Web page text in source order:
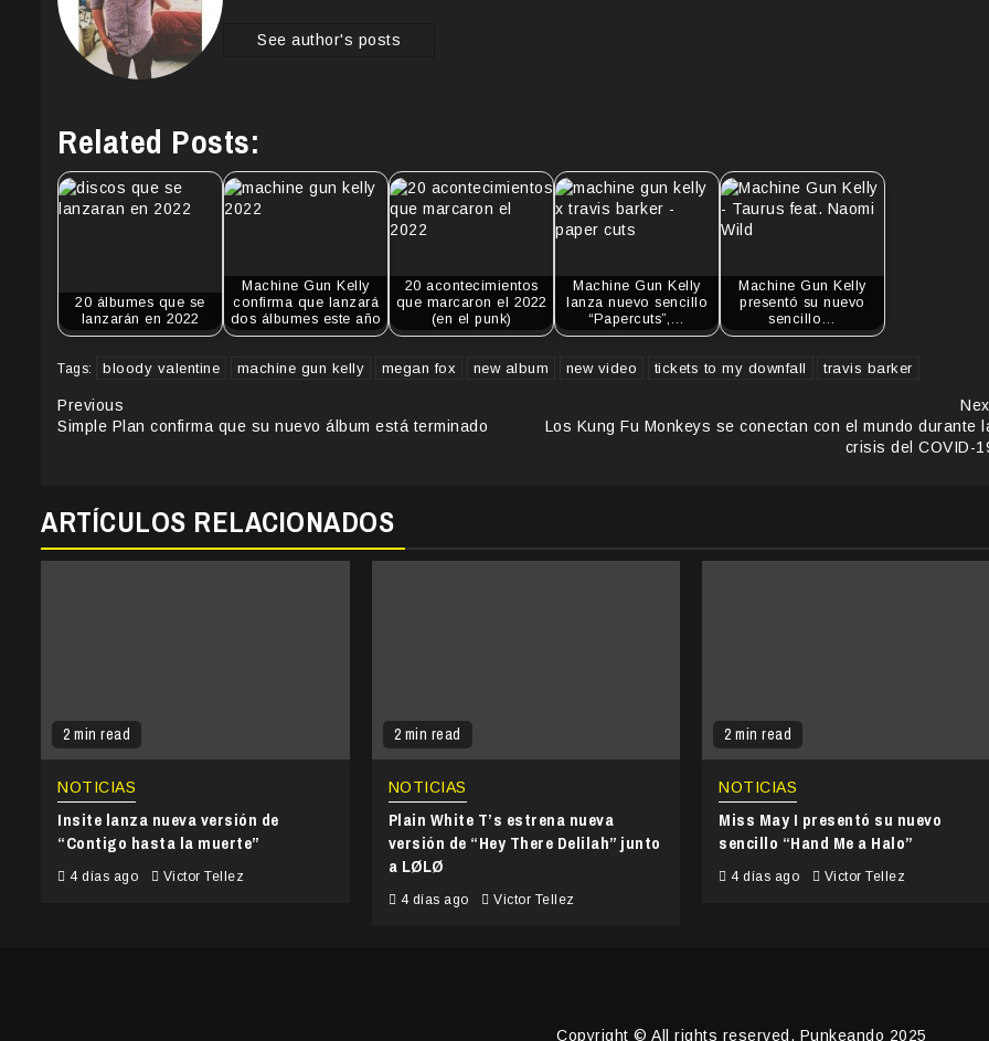
See author's posts
Related Posts:
20 álbumes que se
lanzarán en 2022
Machine Gun Kelly
confirma que lanzará
dos álbumes este año
20 acontecimientos
que marcaron el 2022
(en el punk)
Machine Gun Kelly
lanza nuevo sencillo
“Papercuts”,…
Machine Gun Kelly
presentó su nuevo
sencillo…
Tags: bloody valentine machine gun kelly megan fox new album new video tickets to my downfall travis barker
Continue
Reading
Previous
Simple Plan confirma que su nuevo álbum está terminado
Los Kung Fu Monkeys se conectan con el mundo durante
crisis del COVID-
ARTÍCULOS RELACIONADOS
2 min read
NOTICIAS
Insite lanza nueva versión de
“Contigo hasta la muerte”
4 días ago Victor Tellez
2 min read
NOTICIAS
Plain White T’s estrena nueva
versión de “Hey There Delilah” junto
a LØLØ
4 días ago Victor Tellez
2 min read
NOTICIAS
Miss May I presentó su nuevo
sencillo “Hand Me a Halo”
4 días ago Victor Tellez
Copyright © All rights reserved. Punkeando 2025